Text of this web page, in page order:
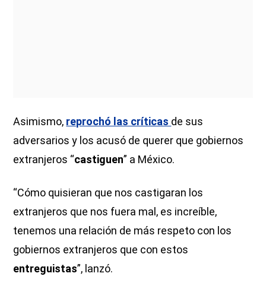
Asimismo, reprochó las críticas de sus
adversarios y los acusó de querer que gobiernos
extranjeros “castiguen” a México.
“Cómo quisieran que nos castigaran los
extranjeros que nos fuera mal, es increíble,
tenemos una relación de más respeto con los
gobiernos extranjeros que con estos
entreguistas”, lanzó.